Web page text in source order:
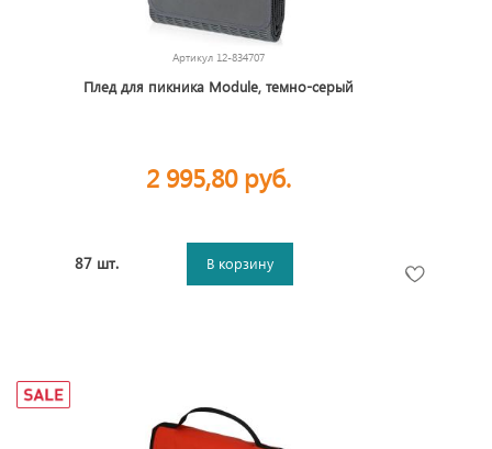
Артикул 12-834707
Плед для пикника Module, темно-серый
2 995,80 руб.
87 шт. В корзину